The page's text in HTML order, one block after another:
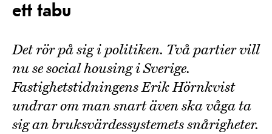
ett tabu
Det rör på sig i politiken. Två partier vill
nu se social housing i Sverige.
Fastighetstidningens Erik Hörnkvist
undrar om man snart även ska våga ta
sig an bruksvärdessystemets snårigheter.